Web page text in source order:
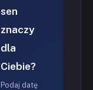
sen
znaczy
dla
Ciebie?
Podaj datę